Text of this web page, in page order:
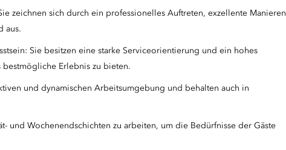
zeichnen sich durch ein professionelles Auftreten, exzellente Manieren
aus.
Sie besitzen eine starke Serviceorientierung und ein hohes
bestmögliche Erlebnis zu bieten.
und dynamischen Arbeitsumgebung und behalten auch in
und Wochenendschichten zu arbeiten, um die Bedürfnisse der Gäste